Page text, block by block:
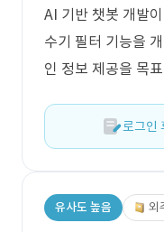
AI 기반 챗봇 개발
수기 필터 기능을
인 정보 제공을 목
로그인
유사도 높음 외